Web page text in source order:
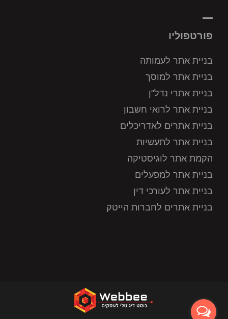
פורטפוליו
בניית אתר לעמותה
בניית אתר למוסך
בניית אתרי נדל"ן
בניית אתר לרואי חשבון
בניית אתרים לאדריכלים
בניית אתר לתעשיות
הקמת אתר לוגיסטיקה
בניית אתר למפעלים
בניית אתר לעורכי דין
בניית אתרים לחברות הייטק